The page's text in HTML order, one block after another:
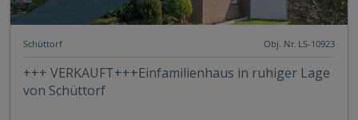
Schüttorf Obj. Nr. LS-10923
+++ VERKAUFT+++Einfamilienhaus in ruhiger Lage
von Schüttorf